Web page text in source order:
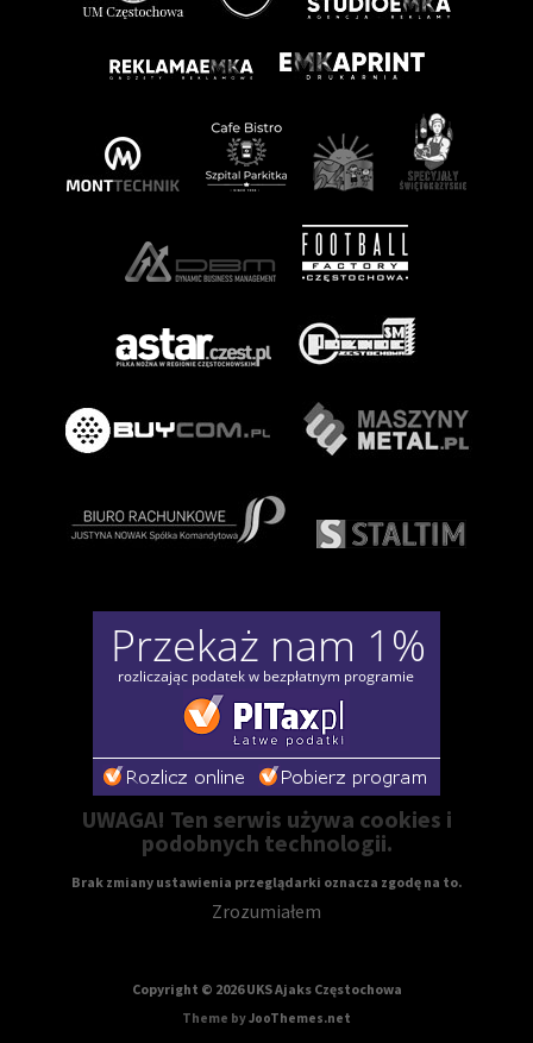
UWAGA! Ten serwis używa cookies i
podobnych technologii.
Brak zmiany ustawienia przeglądarki oznacza zgodę na to.
Zrozumiałem
Copyright © 2026 UKS Ajaks Częstochowa
Theme byJooThemes.net